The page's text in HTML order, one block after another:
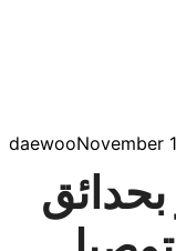
daewooNovember